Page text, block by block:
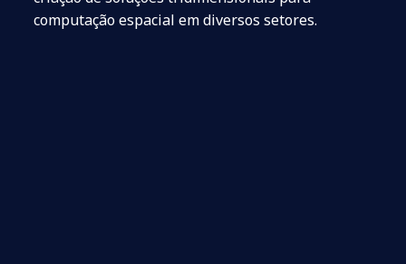
computação espacial em diversos setores.